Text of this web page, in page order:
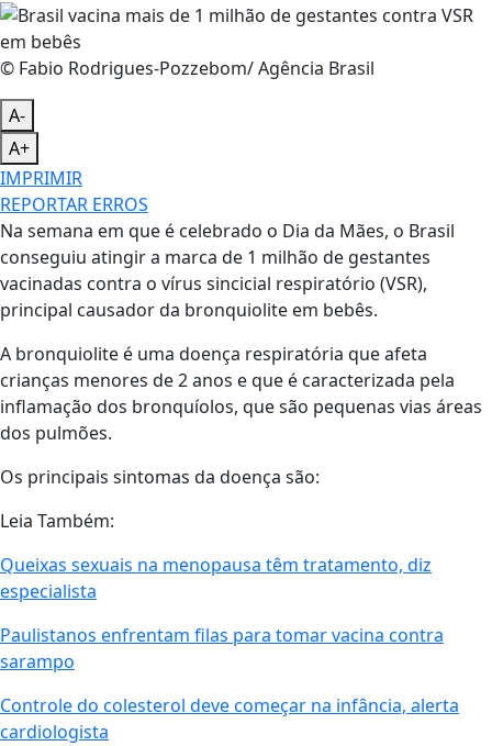
© Fabio Rodrigues-Pozzebom/ Agência Brasil
A-
A+
IMPRIMIR
REPORTAR ERROS
Na semana em que é celebrado o Dia da Mães, o Brasil
conseguiu atingir a marca de 1 milhão de gestantes
vacinadas contra o vírus sincicial respiratório (VSR),
principal causador da bronquiolite em bebês.
A bronquiolite é uma doença respiratória que afeta
crianças menores de 2 anos e que é caracterizada pela
inflamação dos bronquíolos, que são pequenas vias áreas
dos pulmões.
Os principais sintomas da doença são:
Leia Também:
Queixas sexuais na menopausa têm tratamento, diz
especialista
Paulistanos enfrentam filas para tomar vacina contra
sarampo
Controle do colesterol deve começar na infância, alerta
cardiologista